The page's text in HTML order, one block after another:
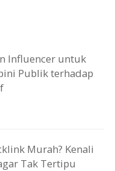
Influencer untuk
Publik terhadap
Murah? Kenali
Tak Tertipu